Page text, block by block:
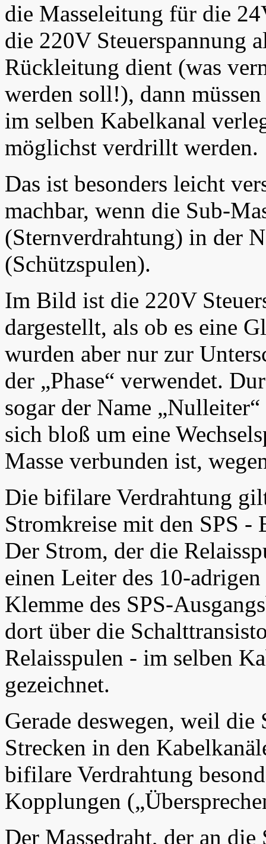
die Masseleitung für die
die 220V Steuerspannung
Rückleitung dient (was
werden soll!), dann
im selben Kabelkanal
möglichst verdrillt werden.
Das ist besonders leicht
machbar, wenn die Sub-
(Sternverdrahtung) in der
(Schützspulen).
Im Bild ist die 220V
dargestellt, als ob es eine
wurden aber nur zur
der „Phase“ verwendet.
sogar der Name
sich bloß um eine
Masse verbunden ist,
Die bifilare Verdrahtung
Stromkreise mit den SPS -
Der Strom, der die
einen Leiter des 10-
Klemme des SPS-
dort über die
Relaisspulen - im selben
gezeichnet.
Gerade deswegen, weil die
Strecken in den
bifilare Verdrahtung
Kopplungen
Der Massedraht, der an die